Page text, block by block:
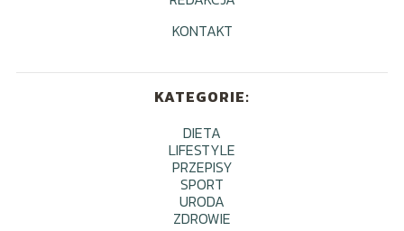
KONTAKT
KATEGORIE:
DIETA
LIFESTYLE
PRZEPISY
SPORT
URODA
ZDROWIE